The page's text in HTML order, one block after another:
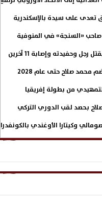
تعدى على سيدة بالإسكندرية
«السنجة» في المنوفية
وحفيدته وإصابة 11 آخرين
محمد صلاح حتى عام 2028
من بطولة إفريقيا
بحصد لقب الدوري التركي
وكيتارا الأوغندي